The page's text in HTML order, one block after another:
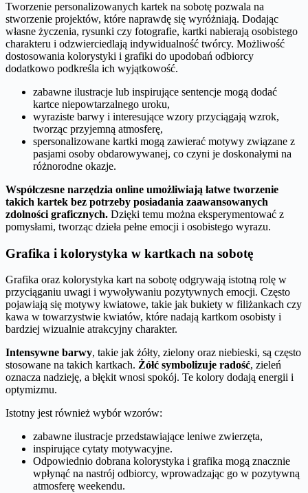
Tworzenie personalizowanych kartek na sobotę pozwala na
stworzenie projektów, które naprawdę się wyróżniają. Dodając
własne życzenia, rysunki czy fotografie, kartki nabierają osobistego
charakteru i odzwierciedlają indywidualność twórcy. Możliwość
dostosowania kolorystyki i grafiki do upodobań odbiorcy
dodatkowo podkreśla ich wyjątkowość.
zabawne ilustracje lub inspirujące sentencje mogą dodać
kartce niepowtarzalnego uroku,
wyraziste barwy i interesujące wzory przyciągają wzrok,
tworząc przyjemną atmosferę,
spersonalizowane kartki mogą zawierać motywy związane z
pasjami osoby obdarowywanej, co czyni je doskonałymi na
różnorodne okazje.
Współczesne narzędzia online umożliwiają łatwe tworzenie
takich kartek bez potrzeby posiadania zaawansowanych
zdolności graficznych. Dzięki temu można eksperymentować z
pomysłami, tworząc dzieła pełne emocji i osobistego wyrazu.
Grafika i kolorystyka w kartkach na sobotę
Grafika oraz kolorystyka kart na sobotę odgrywają istotną rolę w
przyciąganiu uwagi i wywoływaniu pozytywnych emocji. Często
pojawiają się motywy kwiatowe, takie jak bukiety w filiżankach czy
kawa w towarzystwie kwiatów, które nadają kartkom osobisty i
bardziej wizualnie atrakcyjny charakter.
Intensywne barwy, takie jak żółty, zielony oraz niebieski, są często
stosowane na takich kartkach. Żółć symbolizuje radość, zieleń
oznacza nadzieję, a błękit wnosi spokój. Te kolory dodają energii i
optymizmu.
Istotny jest również wybór wzorów:
zabawne ilustracje przedstawiające leniwe zwierzęta,
inspirujące cytaty motywacyjne.
Odpowiednio dobrana kolorystyka i grafika mogą znacznie
wpłynąć na nastrój odbiorcy, wprowadzając go w pozytywną
atmosferę weekendu.